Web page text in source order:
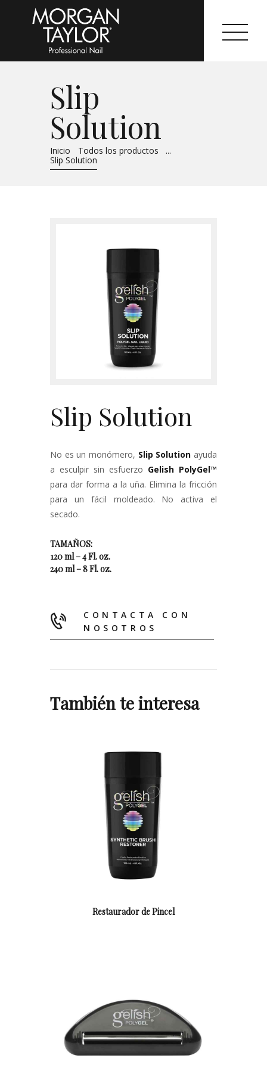
Slip
Solution
Inicio Todos los productos
...
Slip Solution
Morgan Taylor®
Sistemas Profesionales
Cartas de Color
Slip Solution
No es un monómero, Slip Solution ayuda
a esculpir sin esfuerzo Gelish PolyGel™
para dar forma a la uña. Elimina la fricción
para un fácil moldeado. No activa el
secado.
TAMAÑOS:
120 ml – 4 Fl. oz.
240 ml – 8 Fl. oz.
CONTACTA CON
NOSOTROS
También te interesa
Restaurador de Pincel